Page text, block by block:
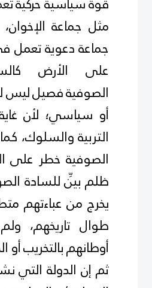
مثل جماعة
جماعة دعوية تعمل
على الأرض
الصوفية فصيل ليس
أو سياسي؛ لأن
التربية والسلوك،
الصوفية خطر على
ظلم بيِّن للسادة
يخرج من عباءتهم
طوال تاريخهم،
أوطانهم بالتخريب أو
ثم إن الدولة التي